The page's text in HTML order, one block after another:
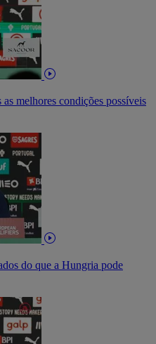
melhores condições possíveis
do que a Hungria pode